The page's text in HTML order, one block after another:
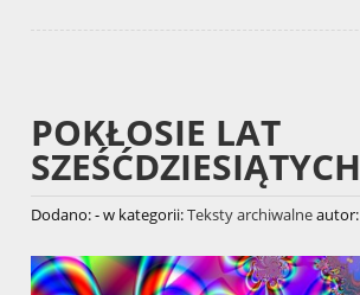
POKŁOSIE LAT
SZEŚĆDZIESIĄTYCH
Dodano:-w kategorii:Teksty archiwalneautor: